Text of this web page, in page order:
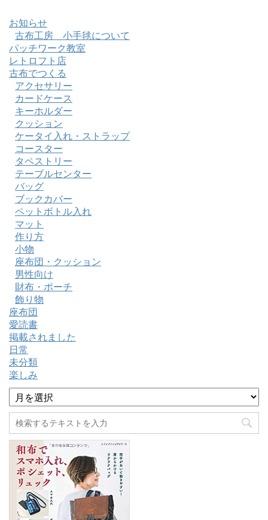
お知らせ
古布工房 小手毬について
パッチワーク教室
レトロフト店
古布でつくる
アクセサリー
カードケース
キーホルダー
クッション
ケータイ入れ・ストラップ
コースター
タペストリー
テーブルセンター
バッグ
ブックカバー
ペットボトル入れ
マット
作り方
小物
座布団・クッション
男性向け
財布・ポーチ
飾り物
座布団
愛読書
掲載されました
日常
未分類
楽しみ
ア
ー
カ
イ
ブ